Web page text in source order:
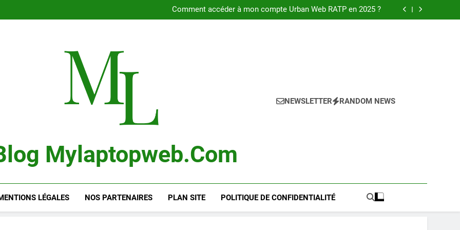
Comment accéder à mon compte Urban Web RATP en 2025 ?
Guide complet pour réussir l achat LMNP d occasion
Mylaptopweb.com
NEWSLETTER RANDOM NEWS
LÉGALES NOS PARTENAIRES PLAN SITE POLITIQUE DE CONFIDENTIALITÉ